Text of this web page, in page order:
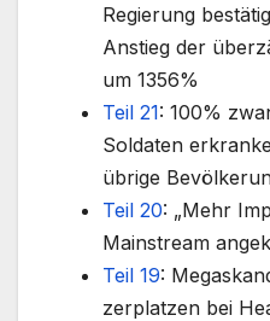
Regierung
Anstieg der
um 1356%
Teil 21: 100%
Soldaten
übrige
Teil 20: „Mehr
Mainstream
Teil 19:
zerplatzen bei